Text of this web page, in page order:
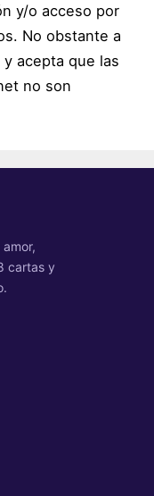
y/o acceso por
No obstante a
acepta que las
no son
cartas y